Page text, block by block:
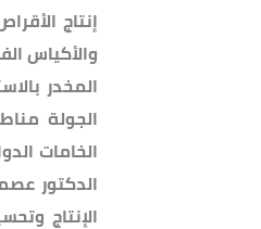
إنتاج
والأكياس
المخدر
الجولة
الخامات
الدكتور
الإنتاج